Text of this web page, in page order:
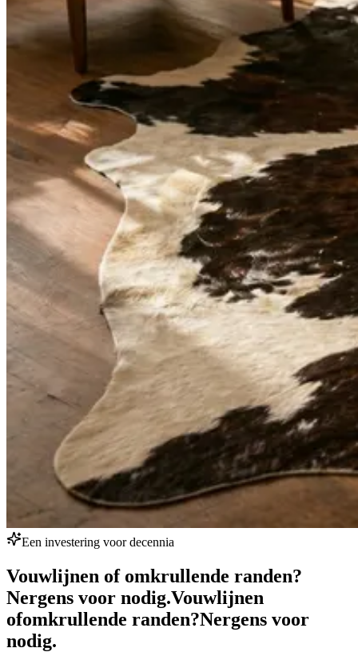
Een investering voor decennia
Vouwlijnen of omkrullende randen?
Nergens voor nodig.Vouwlijnen
ofomkrullende randen?Nergens voor
nodig.